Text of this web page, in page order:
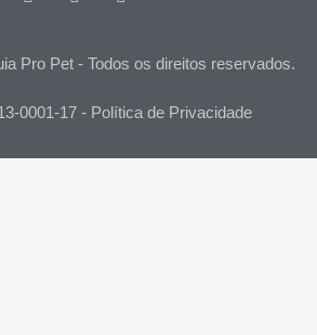
Pro Pet - Todos os direitos reservados.
0001-17 - Política de Privacidade